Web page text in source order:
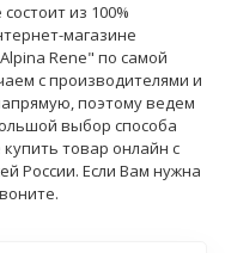
из 100%
магазине
Rene" по самой
с производителями и
поэтому ведем
выбор способа
товар онлайн с
России. Если Вам нужна